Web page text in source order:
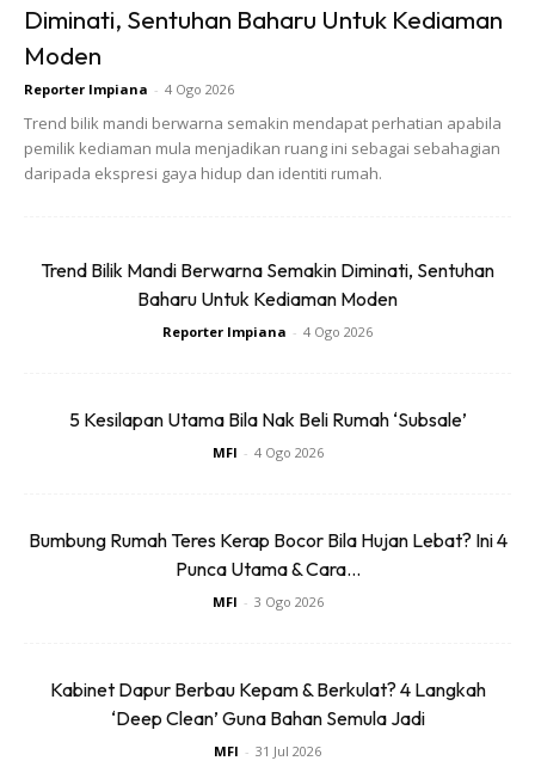
Ads
Pelancaran menu baharu ini mencerminkan usaha IKEA
membangkitkan selera mereka dengan suntikan ciri
kelainan. Oleh sebab makanan merupakan keperluan kita
langkah ke arah bumi yang lebih hijau secara mudah dengan
memilih makanan berasaskan tumbuhan yang lazat,
Diminati, Sentuhan Baharu Untuk Kediaman
Moden
Reporter Impiana - 4 Ogo 2026
Trend bilik mandi berwarna semakin mendapat perhatian apabila
pemilik kediaman mula menjadikan ruang ini sebagai sebahagian
daripada ekspresi gaya hidup dan identiti rumah.
Trend Bilik Mandi Berwarna Semakin Diminati, Sentuhan
Baharu Untuk Kediaman Moden
Reporter Impiana - 4 Ogo 2026
5 Kesilapan Utama Bila Nak Beli Rumah ‘Subsale’
MFI - 4 Ogo 2026
Bumbung Rumah Teres Kerap Bocor Bila Hujan Lebat? Ini 4
Punca Utama & Cara...
MFI - 3 Ogo 2026
Kabinet Dapur Berbau Kepam & Berkulat? 4 Langkah
‘Deep Clean’ Guna Bahan Semula Jadi
MFI - 31 Jul 2026